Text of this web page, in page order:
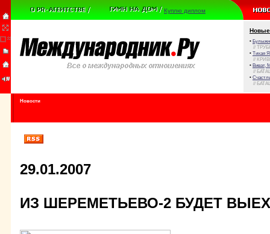
Куплю диплом
Новые
•
//
• Тихая
//
• Виват,
//
•
//
Новости
29.01.2007
ИЗ ШЕРЕМЕТЬЕВО-2 БУДЕТ